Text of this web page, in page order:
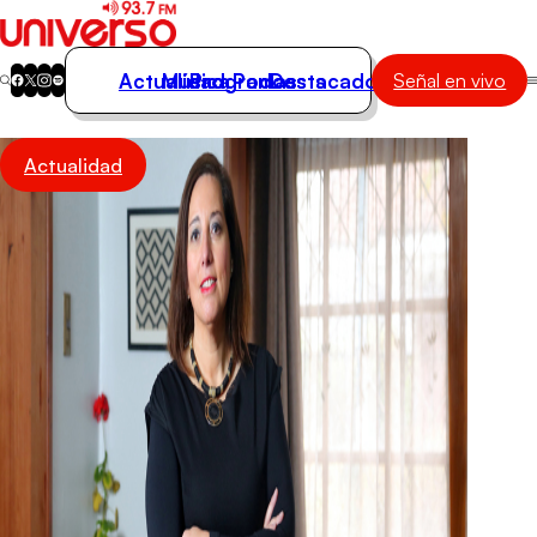
Actualidad
Música
Podcasts
Destacados
Actualidad
Música
Programas
Podcasts
Destacados Señal en vivo
Actualidad